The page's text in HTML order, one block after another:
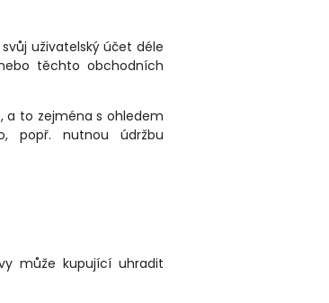
uživatelský účet déle
těchto obchodních
a to zejména s ohledem
popř. nutnou údržbu
může kupující uhradit